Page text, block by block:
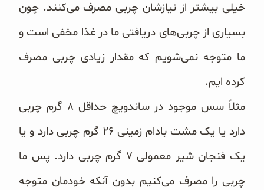
خیلی بیشتر از نیازشان چربی مصرف می‌کنند. چون
بسیاری از چربی‌های دریافتی ما در غذا مخفی است و
ما متوجه نمی‌شویم که مقدار زیادی چربی مصرف
کرده ایم.
مثلاً سس موجود در ساندویچ حداقل ۸ گرم چربی
دارد یا یک مشت بادام زمینی ۲۶ گرم چربی دارد و یا
یک فنجان شیر معمولی ۷ گرم چربی دارد. پس ما
چربی را مصرف می‌کنیم بدون آنکه خودمان متوجه